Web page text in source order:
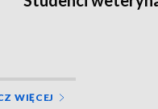
WIĘCEJ